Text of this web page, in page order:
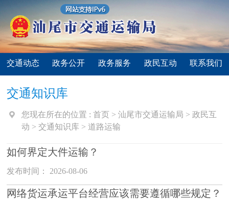
交通动态 政务公开 政务服务 政民互动 联系我们
交通知识库
您现在所在的位置 :首页 >汕尾市交通运输局 >政民互
动 >交通知识库 >道路运输
如何界定大件运输？
发布时间： 2026-08-06
网络货运承运平台经营应该需要遵循哪些规定？